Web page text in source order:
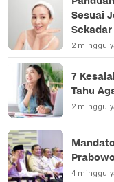
Sesuai
2 minggu
7
Tahu
2 minggu
4 minggu